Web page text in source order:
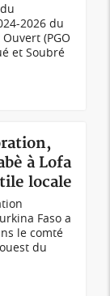
2026 du
(PGO
et Soubré
à Lofa
locale
Faso a
le comté
du